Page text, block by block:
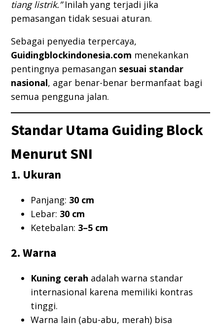
tiang listrik.”Inilah yang terjadi jika
pemasangan tidak sesuai aturan.
Sebagai penyedia terpercaya,
Guidingblockindonesia.com menekankan
pentingnya pemasangan sesuai standar
nasional, agar benar-benar bermanfaat bagi
semua pengguna jalan.
Standar Utama Guiding Block
Menurut SNI
1. Ukuran
Panjang: 30 cm
Lebar: 30 cm
Ketebalan: 3–5 cm
2. Warna
Kuning cerah adalah warna standar
internasional karena memiliki kontras
tinggi.
Warna lain (abu-abu, merah) bisa